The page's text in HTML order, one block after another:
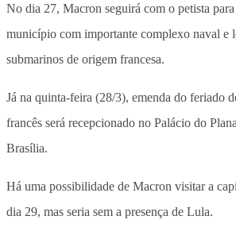
No dia 27, Macron seguirá com o petista
município com importante complexo naval e
submarinos de origem francesa.
Já na quinta-feira (28/3), emenda do feriado
francês será recepcionado no Palácio do
Brasília.
Há uma possibilidade de Macron visitar a
dia 29, mas seria sem a presença de Lula.